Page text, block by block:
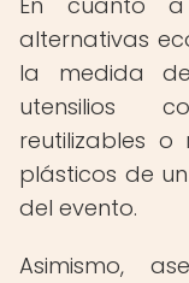
alternativas
la medida
utensilios
reutilizables
plásticos de
del evento.
Asimismo,